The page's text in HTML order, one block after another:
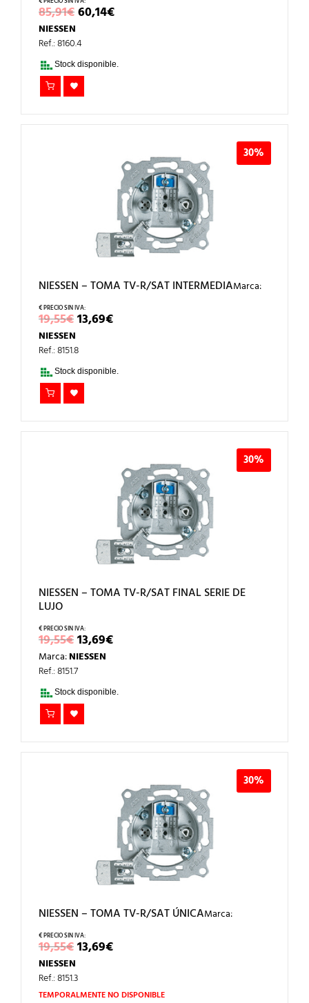
85,91€EL
PRECIO
ERA:
85,91€.
60,14€EL
PRECIO
NIESSEN
Ref.: 8160.4
Stock disponible.
30%
NIESSEN – TOMA TV-R/SAT INTERMEDIA
19,55€EL
PRECIO
ERA:
19,55€.
13,69€EL
PRECIO
Marca:
NIESSEN
Ref.: 8151.8
Stock disponible.
30%
NIESSEN – TOMA TV-R/SAT FINAL SERIE DE
LUJO
19,55€EL
PRECIO
ORIGINAL
ERA:
19,55€.
13,69€EL
PRECIO
Marca:NIESSEN
Ref.: 8151.7
Stock disponible.
30%
NIESSEN – TOMA TV-R/SAT ÚNICA
19,55€EL
PRECIO
ERA:
19,55€.
13,69€EL
PRECIO
13,69€.
Marca:
NIESSEN
Ref.: 8151.3
TEMPORALMENTE NO DISPONIBLE